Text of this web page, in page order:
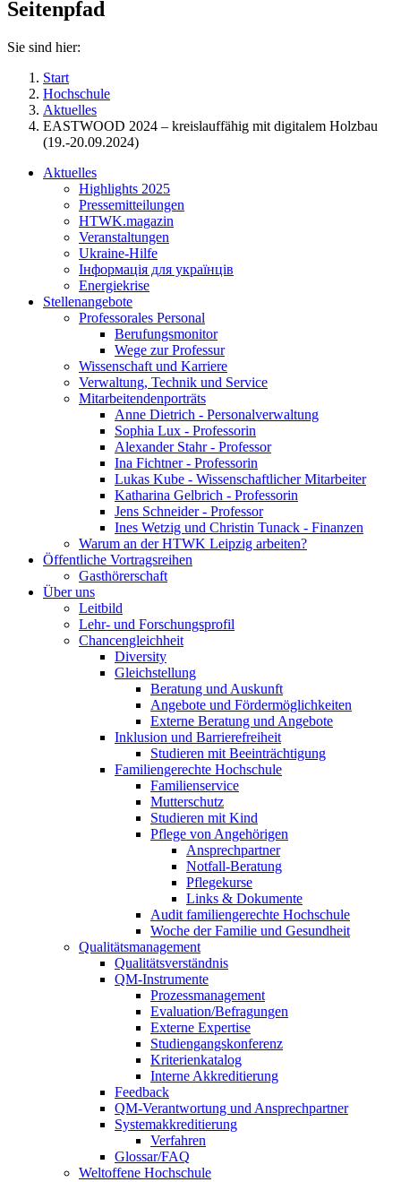
Seitenpfad
Sie sind hier:
Start
Hochschule
Aktuelles
EASTWOOD 2024 – kreislauffähig mit digitalem Holzbau
(19.-20.09.2024)
Aktuelles
Highlights 2025
Pressemitteilungen
HTWK.magazin
Veranstaltungen
Ukraine-Hilfe
Інформація для українців
Energiekrise
Stellenangebote
Professorales Personal
Berufungsmonitor
Wege zur Professur
Wissenschaft und Karriere
Verwaltung, Technik und Service
Mitarbeitendenporträts
Anne Dietrich - Personalverwaltung
Sophia Lux - Professorin
Alexander Stahr - Professor
Ina Fichtner - Professorin
Lukas Kube - Wissenschaftlicher Mitarbeiter
Katharina Gelbrich - Professorin
Jens Schneider - Professor
Ines Wetzig und Christin Tunack - Finanzen
Warum an der HTWK Leipzig arbeiten?
Öffentliche Vortragsreihen
Gasthörerschaft
Über uns
Leitbild
Lehr- und Forschungsprofil
Chancengleichheit
Diversity
Gleichstellung
Beratung und Auskunft
Angebote und Fördermöglichkeiten
Externe Beratung und Angebote
Inklusion und Barrierefreiheit
Studieren mit Beeinträchtigung
Familiengerechte Hochschule
Familienservice
Mutterschutz
Studieren mit Kind
Pflege von Angehörigen
Ansprechpartner
Notfall-Beratung
Pflegekurse
Links & Dokumente
Audit familiengerechte Hochschule
Woche der Familie und Gesundheit
Qualitätsmanagement
Qualitätsverständnis
QM-Instrumente
Prozessmanagement
Evaluation/Befragungen
Externe Expertise
Studiengangskonferenz
Kriterienkatalog
Interne Akkreditierung
Feedback
QM-Verantwortung und Ansprechpartner
Systemakkreditierung
Verfahren
Glossar/FAQ
Weltoffene Hochschule